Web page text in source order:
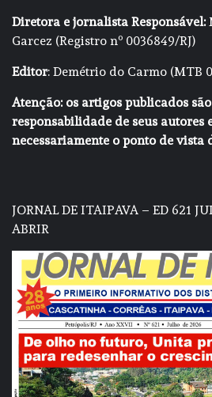
Diretora e jornalista Responsável:
Garcez (Registro nº 0036849/RJ)
Editor: Demétrio do Carmo (MTB
Atenção: os artigos publicados
responsabilidade de seus autores
necessariamente o ponto de vista
JORNAL DE ITAIPAVA – ED 621
ABRIR